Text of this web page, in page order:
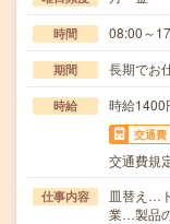
時間 08:00～
期間 長期でお
時給 時給1400
交通費
交通費規
仕事内容
皿替え…
業…製品